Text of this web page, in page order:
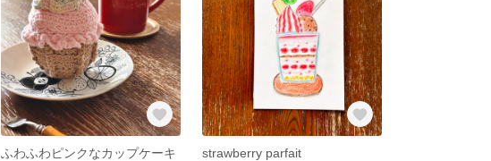
ふわふわピンクなカップケーキ strawberry parfait